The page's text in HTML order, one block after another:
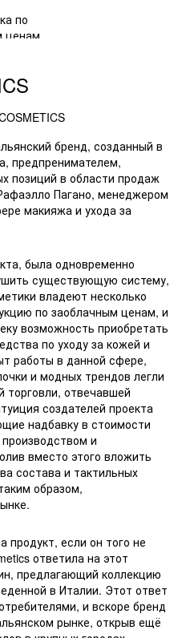
бренд, созданный в
предпренимателем,
позиций в области продаж
Пагано, менеджером
макияжа и ухода за
была одновременно
существующую систему,
владеют несколько
по заоблачным ценам, и
возможность приобретать
по уходу за кожей и
работы в данной сфере,
и модных трендов легли
торговли, отвечавшей
создателей проекта
надбавку в стоимости
и
вместо этого вложить
состава и тактильных
образом,
продукт, если он того не
ответила на этот
предлагающий коллекцию
в Италии. Этот ответ
и вскоре бренд
рынке, открыв ещё